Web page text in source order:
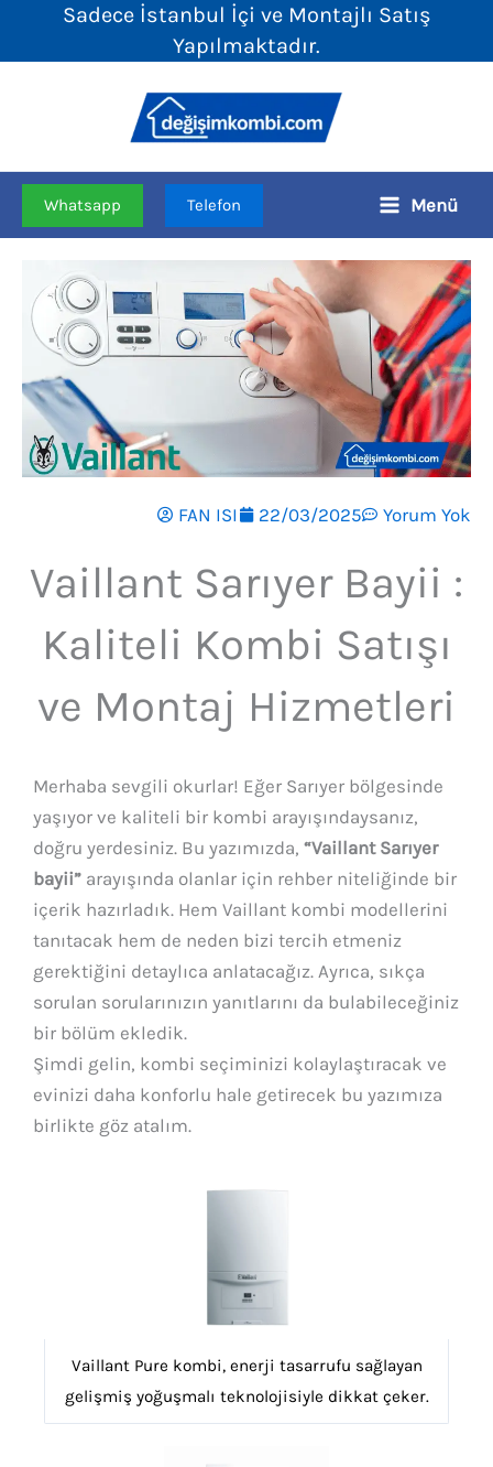
Sadece İstanbul İçi ve Montajlı Satış
Yapılmaktadır.
Whatsapp Telefon Menü
FAN ISI 22/03/2025 Yorum Yok
Vaillant Sarıyer Bayii :
Kaliteli Kombi Satışı
ve Montaj Hizmetleri
Merhaba sevgili okurlar! Eğer Sarıyer bölgesinde
yaşıyor ve kaliteli bir kombi arayışındaysanız,
doğru yerdesiniz. Bu yazımızda, “Vaillant Sarıyer
bayii” arayışında olanlar için rehber niteliğinde bir
içerik hazırladık. Hem Vaillant kombi modellerini
tanıtacak hem de neden bizi tercih etmeniz
gerektiğini detaylıca anlatacağız. Ayrıca, sıkça
sorulan sorularınızın yanıtlarını da bulabileceğiniz
bir bölüm ekledik.
Şimdi gelin, kombi seçiminizi kolaylaştıracak ve
evinizi daha konforlu hale getirecek bu yazımıza
birlikte göz atalım.
Vaillant Pure kombi, enerji tasarrufu sağlayan
gelişmiş yoğuşmalı teknolojisiyle dikkat çeker.